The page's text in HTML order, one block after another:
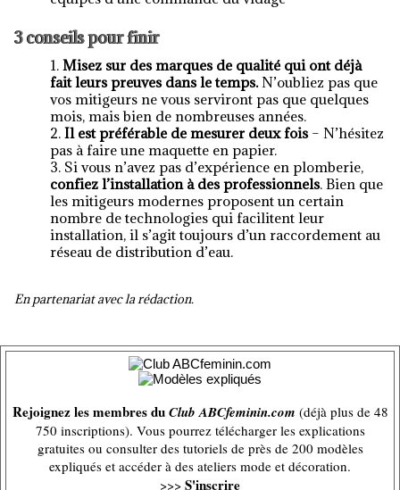
3 conseils pour finir
Misez sur des marques de qualité qui ont déjà
fait leurs preuves dans le temps.N’oubliez pas que
vos mitigeurs ne vous serviront pas que quelques
mois, mais bien de nombreuses années.
Il est préférable de mesurer deux fois – N’hésitez
pas à faire une maquette en papier.
Si vous n’avez pas d’expérience en plomberie,
confiez l’installation à des professionnels. Bien que
les mitigeurs modernes proposent un certain
nombre de technologies qui facilitent leur
installation, il s’agit toujours d’un raccordement au
réseau de distribution d’eau.
En partenariat avec la rédaction.
Rejoignez les membres duClub ABCfeminin.com (déjà plus de 48
750 inscriptions). Vous pourrez télécharger les explications
gratuites ou consulter des tutoriels de près de 200 modèles
expliqués et accéder à des ateliers mode et décoration.
>>> S'inscrire